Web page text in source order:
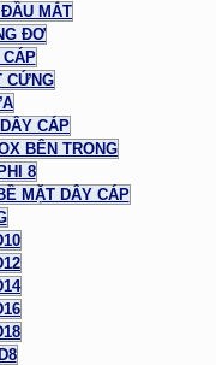
MẮT
ĐƠ
CỨNG
CÁP
BÊN TRONG
8
MẶT DÂY CÁP